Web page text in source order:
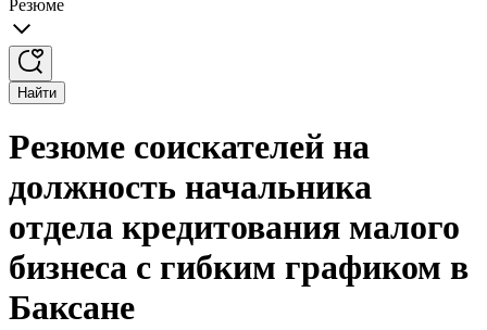
Резюме
Найти
Резюме соискателей на
должность начальника
отдела кредитования малого
бизнеса с гибким графиком в
Баксане